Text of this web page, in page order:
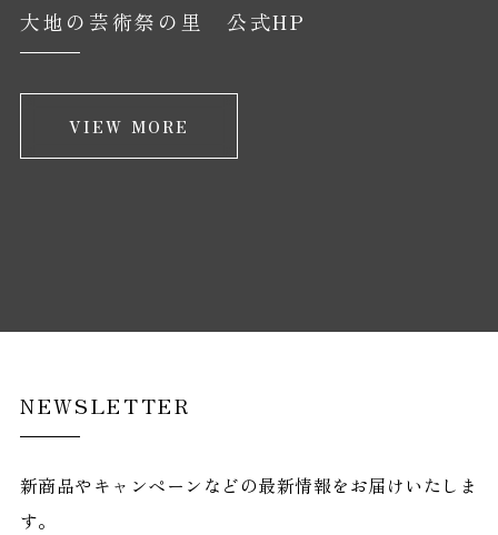
大地の芸術祭の里 公式HP
VIEW MORE
NEWSLETTER
新商品やキャンペーンなどの最新情報をお届けいたしま
す。